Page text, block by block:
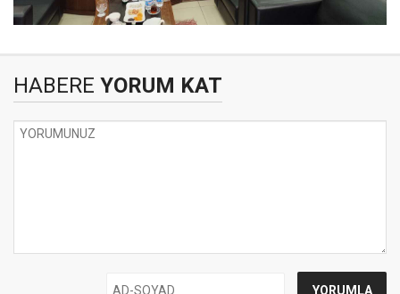
HABERE YORUM KAT